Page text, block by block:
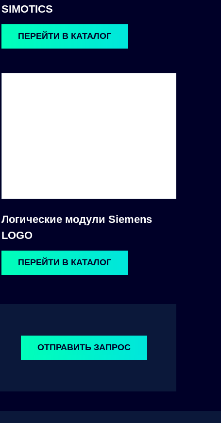
ОТПРАВИТЬ ЗАПРОС
SIMOTICS
ПЕРЕЙТИ В КАТАЛОГ
Логические модули Siemens
LOGO
ПЕРЕЙТИ В КАТАЛОГ